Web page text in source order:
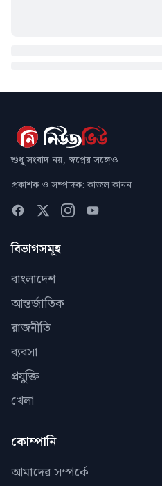
শুধু সংবাদ নয়, স্বপ্নের সঙ্গেও
প্রকাশক ও সম্পাদক: কাজল কানন
বিভাগসমূহ
বাংলাদেশ
আন্তর্জাতিক
রাজনীতি
ব্যবসা
প্রযুক্তি
খেলা
কোম্পানি
আমাদের সম্পর্কে